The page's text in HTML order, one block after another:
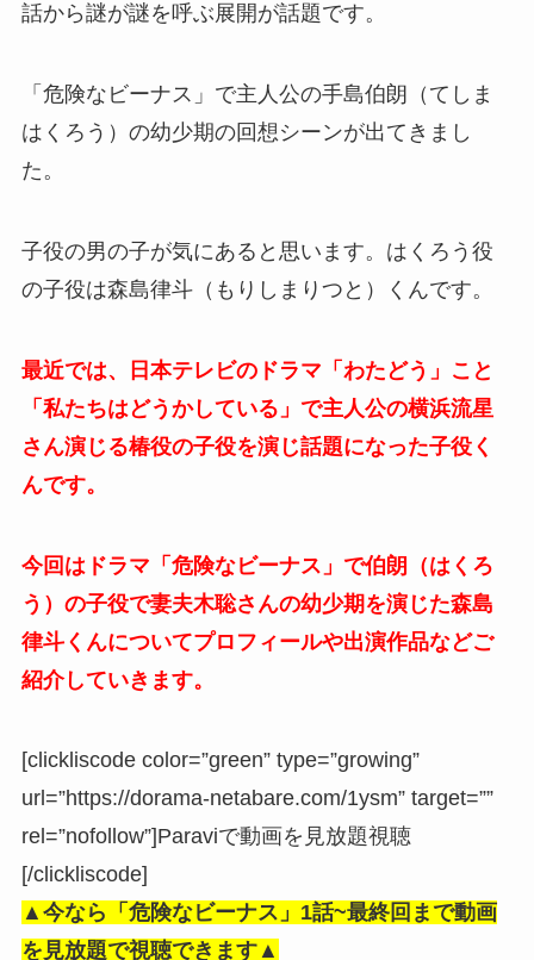
話から謎が謎を呼ぶ展開が話題です。
「危険なビーナス」で主人公の手島伯朗（てしま
はくろう）の幼少期の回想シーンが出てきまし
た。
子役の男の子が気にあると思います。はくろう役
の子役は森島律斗（もりしまりつと）くんです。
最近では、日本テレビのドラマ「わたどう」こと
「私たちはどうかしている」で主人公の横浜流星
さん演じる椿役の子役を演じ話題になった子役く
んです。
今回はドラマ「危険なビーナス」で伯朗（はくろ
う）の子役で妻夫木聡さんの幼少期を演じた森島
律斗くんについてプロフィールや出演作品などご
紹介していきます。
[clickliscode color=”green” type=”growing”
url=”https://dorama-netabare.com/1ysm” target=””
rel=”nofollow”]Paraviで動画を見放題視聴
[/clickliscode]
▲今なら「危険なビーナス」 1話~最終回まで動画
を見放題で視聴できます▲